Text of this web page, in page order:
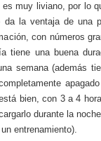
muy liviano, por lo
la ventaja de una
con números
tiene una buena
semana (además
bien, con 3 a 4
durante la
entrenamiento).